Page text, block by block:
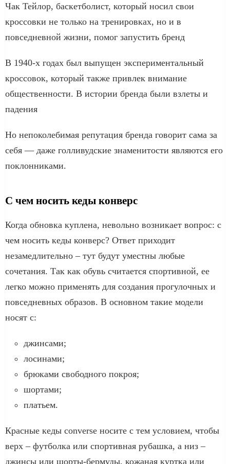
Чак Тейлор, баскетболист, который носил свои
кроссовки не только на тренировках, но и в
повседневной жизни, помог запустить бренд
В 1940-х годах был выпущен экспериментальный
кроссовок, который также привлек внимание
общественности. В истории бренда были взлеты и
падения
Но непоколебимая репутация бренда говорит сама за
себя — даже голливудские знаменитости являются его
поклонниками.
С чем носить кеды конверс
Когда обновка куплена, невольно возникает вопрос: с
чем носить кеды конверс? Ответ приходит
незамедлительно – тут будут уместны любые
сочетания. Так как обувь считается спортивной, ее
легко можно применять для создания прогулочных и
повседневных образов. В основном такие модели
носят с:
джинсами;
лосинами;
брюками свободного покроя;
шортами;
платьем.
Красные кеды converse носите с тем условием, чтобы
верх – футболка или спортивная рубашка, а низ –
джинсы или шорты-бермуды, кожаная куртка или